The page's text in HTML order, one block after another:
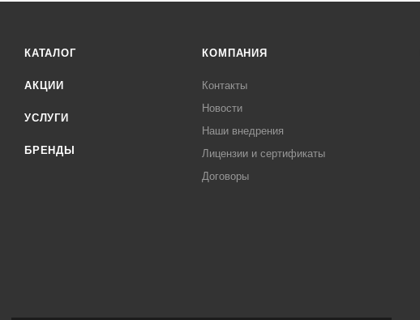
КАТАЛОГ
АКЦИИ
УСЛУГИ
БРЕНДЫ
КОМПАНИЯ
Контакты
Новости
Наши внедрения
Лицензии и сертификаты
Договоры